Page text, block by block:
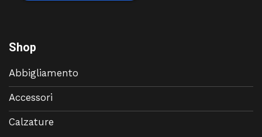
Shop
Abbigliamento
Accessori
Calzature